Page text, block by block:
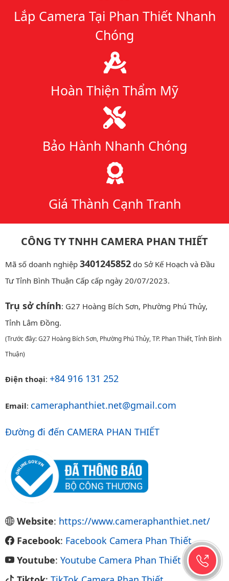
Lắp Camera Tại Phan Thiết Nhanh
Chóng
Hoàn Thiện Thẩm Mỹ
Bảo Hành Nhanh Chóng
Giá Thành Cạnh Tranh
CÔNG TY TNHH CAMERA PHAN THIẾT
Mã số doanh nghiệp 3401245852 do Sở Kế Hoạch và Đầu
Tư Tỉnh Bình Thuận Cấp cấp ngày 20/07/2023.
Trụ sở chính: G27 Hoàng Bích Sơn, Phường Phú Thủy,
Tỉnh Lâm Đồng.
(Trước đây: G27 Hoàng Bích Sơn, Phường Phú Thủy, TP. Phan Thiết, Tỉnh Bình
Thuận)
Điện thoại: +84 916 131 252
Email: cameraphanthiet.net@gmail.com
Đường đi đến CAMERA PHAN THIẾT
Website: https://www.cameraphanthiet.net/
Facebook: Facebook Camera Phan Thiết
Youtube: Youtube Camera Phan Thiết